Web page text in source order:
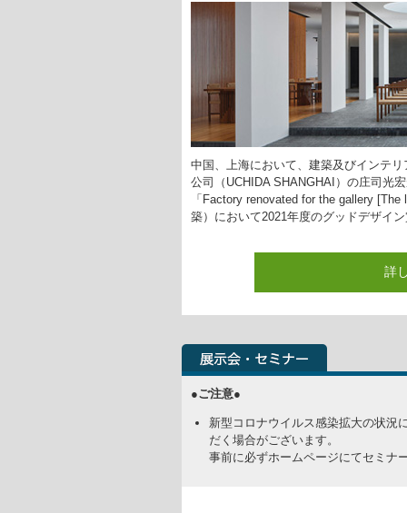
中国、上海において、建築及びインテ
公司（UCHIDA SHANGHAI）の庄司光
「Factory renovated for the gallery
築）において2021年度のグッドデザイ
詳
●ご注意●
新型コロナウイルス感染拡大の状況
だく場合がございます。
事前に必ずホームページにてセミナ